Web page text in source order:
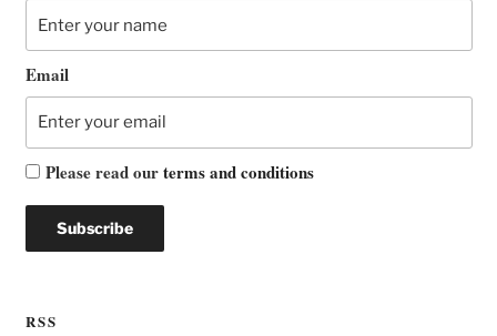
Email
Please read ourterms and conditions
RSS